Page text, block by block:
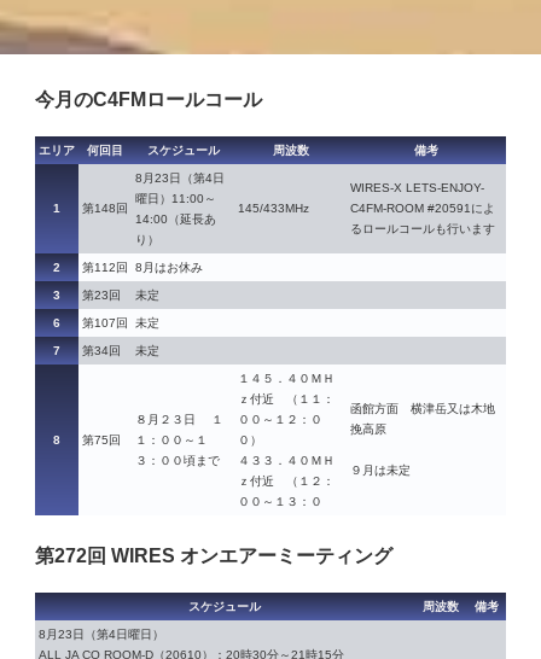
今月のC4FMロールコール
エリア 何回目 スケジュール 周波数 備考
1 第148回
8月23日（第4日
曜日）11:00～
14:00（延長あ
り）
145/433MHz
WIRES-X LETS-ENJOY-
C4FM-ROOM #20591によ
るロールコールも行います
2 第112回 8月はお休み
3 第23回 未定
6 第107回 未定
7 第34回 未定
8 第75回
８月２３日 １
１：００～１
３：００頃まで
１４５．４０ＭＨ
ｚ付近 （１１：
００～１２：０
０）
４３３．４０ＭＨ
ｚ付近 （１２：
００～１３：０
函館方面 横津岳又は木地
挽高原
９月は未定
第272回 WIRES オンエアーミーティング
スケジュール 周波数 備考
8月23日（第4日曜日）
ALL JA CQ ROOM-D（20610）：20時30分～21時15分